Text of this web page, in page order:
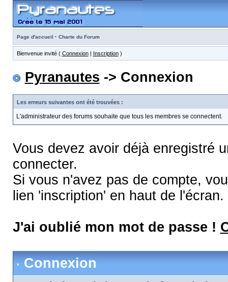
Page d'accueil · Charte du Forum
Bienvenue invité ( Connexion| Inscription)
Pyranautes -> Connexion
Les erreurs suivantes ont été trouvées :
L'administrateur des forums souhaite que tous les membres se connectent.
Vous devez avoir déjà enregistré
connecter.
Si vous n'avez pas de compte,
lien 'inscription' en haut de l'écran.
J'ai oublié mon mot de passe !
Connexion